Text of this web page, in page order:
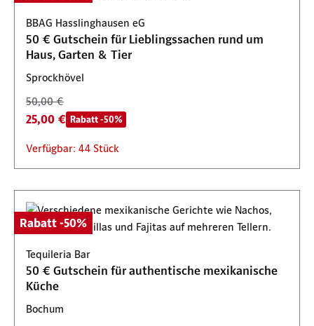
BBAG Hasslinghausen eG
50 € Gutschein für Lieblingssachen rund um
Haus, Garten & Tier
Sprockhövel
50,00 €
25,00 € Rabatt -50%
Verfügbar: 44 Stück
Rabatt -50%
Tequileria Bar
50 € Gutschein für authentische mexikanische
Küche
Bochum